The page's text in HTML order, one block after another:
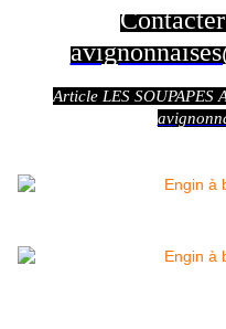
Article LES SOUPAPES